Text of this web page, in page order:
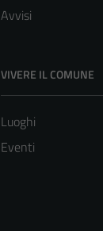
Avvisi
VIVERE IL COMUNE
Luoghi
Eventi